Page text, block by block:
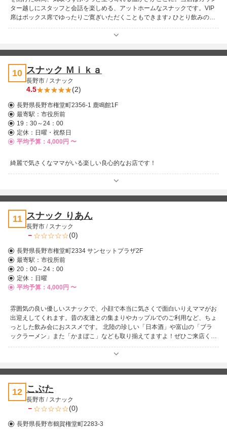
ター越しにスタッフと会話を楽しめる、アットホームなスナックです。VIP
席はボックス席でゆったりご寛ぎいただくこともできます♪ ひとり飲みの方
も、気軽に会話を楽しめる心地よい空間が広がります。さらに広めのボック
ス席も完備しているので、団体様でのご利用や貸切も大歓迎！カラオケも完
なでも、今夜はここで乾杯♪
10 スナック Ｍｉｋａ
長野市 / スナック
4.5 (2)
長野県長野市権堂町2356-1 鹿鳴館1F
最寄駅： 市役所前
19：30～24：00
定休：日曜・祝祭日
平均予算：4,000円 〜
綺麗で気さくなママがいる楽しい良心的なお店です！
11 スナック りあん
長野市 / スナック
－ (0)
長野県長野市権堂町2334 サンセットプラザ2F
最寄駅： 市役所前
20：00～24：00
定休：日曜
平均予算：4,000円 〜
雰囲気の良い優しいスナックで、小顔で本当に気さくで面白いりえママがお
出迎えしてくれます。昔の友達との集まりやカップルでのご利用など、ちょ
っとした飲み会におススメです。 北陸の珍しい「日本酒」や富山の「ブラ
ックラーメン」また「かまぼこ」なども取り揃えてますよ！ぜひご来店くだ
さいね！
12 こぶた
長野市 / スナック
－ (0)
長野県長野市鶴賀権堂町2283-3